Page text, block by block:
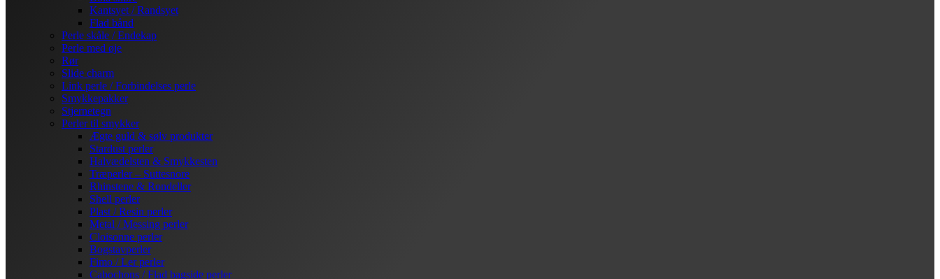
Kantsyet / Randsyet
Flad bånd
Perle skåle / Endekap
Perle med øje
Rør
Slide charm
Link perle / Forbindelses perle
Smykkepakker
Stjernetegn
Perler til smykker
Ægte guld & sølv produkter
Stardust perler
Halvædelsten & Smykkesten
Træperler – Suttesnore
Rhinstene & Rondeller
Shell perler
Plast / Resin perler
Metal / Messing perler
Cloisonne perler
Bogstavperler
Fimo / Ler perler
Cabochons / Flad bagside perler